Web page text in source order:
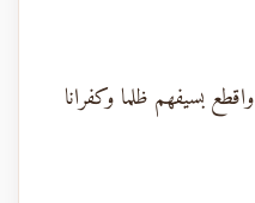
واقطع بسيفهم ظلما وكفرانا